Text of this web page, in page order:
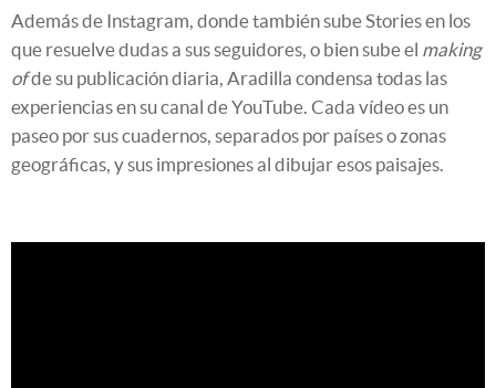
Además de Instagram, donde también sube Stories en los
que resuelve dudas a sus seguidores, o bien sube el making
ofde su publicación diaria, Aradilla condensa todas las
experiencias en su canal de YouTube. Cada vídeo es un
paseo por sus cuadernos, separados por países o zonas
geográficas, y sus impresiones al dibujar esos paisajes.